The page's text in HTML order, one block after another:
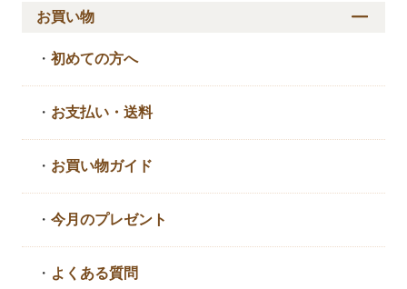
お買い物
・初めての方へ
・ お支払い・送料
・ お買い物ガイド
・今月のプレゼント
・ よくある質問